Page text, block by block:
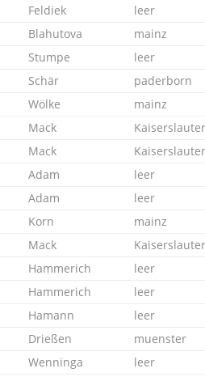
Feldiek
leer
Blahutova
mainz
Stumpe
leer
Schär
paderborn
Wölke
mainz
Mack
Mack
Adam
leer
Adam
leer
Korn
mainz
Mack
Hammerich
leer
Hammerich
leer
Hamann
leer
Drießen
muenster
Wenninga
leer